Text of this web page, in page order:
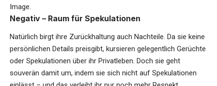
Image.
Negativ – Raum für Spekulationen
Natürlich birgt ihre Zurückhaltung auch Nachteile. Da sie keine
persönlichen Details preisgibt, kursieren gelegentlich Gerüchte
oder Spekulationen über ihr Privatleben. Doch sie geht
souverän damit um, indem sie sich nicht auf Spekulationen